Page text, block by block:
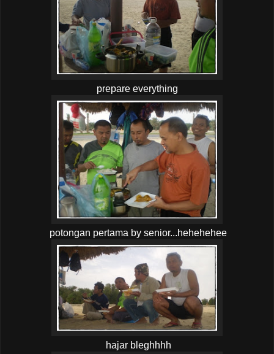
prepare everything
potongan pertama by senior...hehehehee
hajar bleghhhh